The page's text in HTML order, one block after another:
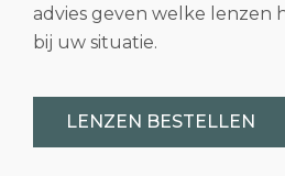
advies geven welke lenzen
bij uw situatie.
LENZEN BESTELLEN